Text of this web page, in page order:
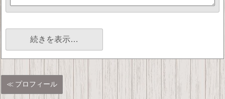
続きを表示…
プロフィール